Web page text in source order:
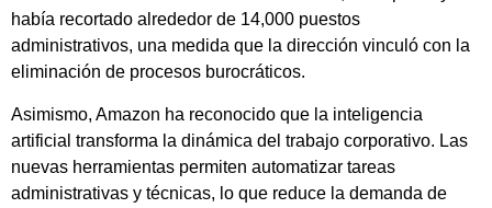
había recortado alrededor de 14,000 puestos
administrativos, una medida que la dirección vinculó con la
eliminación de procesos burocráticos.
Asimismo, Amazon ha reconocido que la inteligencia
artificial transforma la dinámica del trabajo corporativo. Las
nuevas herramientas permiten automatizar tareas
administrativas y técnicas, lo que reduce la demanda de